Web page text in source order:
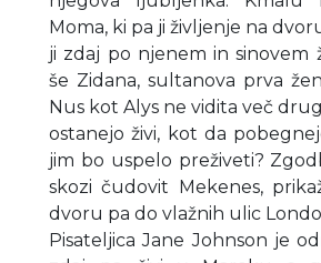
Moma, ki pa ji življenje na
ji zdaj po njenem in sinovem
še Zidana, sultanova prva
Nus kot Alys ne vidita več
ostanejo živi, kot da
jim bo uspelo preživeti?
skozi čudovit Mekenes,
dvoru pa do vlažnih ulic
Pisateljica Jane Johnson je